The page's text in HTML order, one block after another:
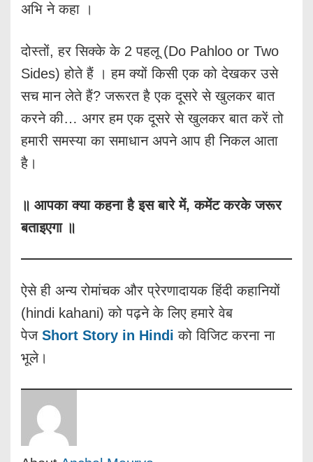
अभि ने कहा ।
दोस्तों, हर सिक्के के 2 पहलू (Do Pahloo or Two
Sides) होते हैं । हम क्यों किसी एक को देखकर उसे
सच मान लेते हैं? जरूरत है एक दूसरे से खुलकर बात
करने की… अगर हम एक दूसरे से खुलकर बात करें तो
हमारी समस्या का समाधान अपने आप ही निकल आता
है।
॥ आपका क्या कहना है इस बारे में, कमेंट करके जरूर
बताइएगा ॥
ऐसे ही अन्य रोमांचक और प्रेरणादायक हिंदी कहानियों
(hindi kahani) को पढ़ने के लिए हमारे वेब
पेज Short Story in Hindi को विजिट करना ना
भूले।